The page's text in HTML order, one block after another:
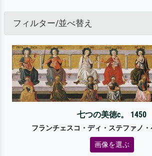
フィルター/並べ替え
七つの美徳c。 1450
フランチェスコ・ディ・ステファノ
画像を選ぶ